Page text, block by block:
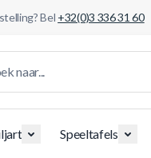
Bel +32(0)3 336 31 60
Speeltafels